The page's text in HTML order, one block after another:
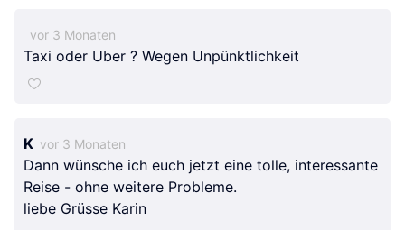
vor 3 Monaten
Taxi oder Uber ? Wegen Unpünktlichkeit
K vor 3 Monaten
Dann wünsche ich euch jetzt eine tolle, interessante
Reise - ohne weitere Probleme.
liebe Grüsse Karin